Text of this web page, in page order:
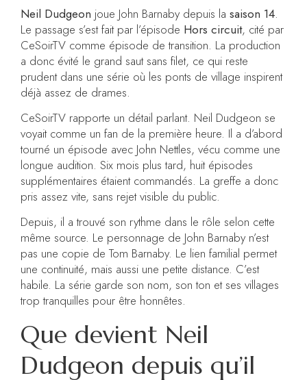
Neil Dudgeon joue John Barnaby depuis la saison 14.
Le passage s’est fait par l’épisode Hors circuit, cité par
CeSoirTV comme épisode de transition. La production
a donc évité le grand saut sans filet, ce qui reste
prudent dans une série où les ponts de village inspirent
déjà assez de drames.
CeSoirTV rapporte un détail parlant. Neil Dudgeon se
voyait comme un fan de la première heure. Il a d’abord
tourné un épisode avec John Nettles, vécu comme une
longue audition. Six mois plus tard, huit épisodes
supplémentaires étaient commandés. La greffe a donc
pris assez vite, sans rejet visible du public.
Depuis, il a trouvé son rythme dans le rôle selon cette
même source. Le personnage de John Barnaby n’est
pas une copie de Tom Barnaby. Le lien familial permet
une continuité, mais aussi une petite distance. C’est
habile. La série garde son nom, son ton et ses villages
trop tranquilles pour être honnêtes.
Que devient Neil
Dudgeon depuis qu’il